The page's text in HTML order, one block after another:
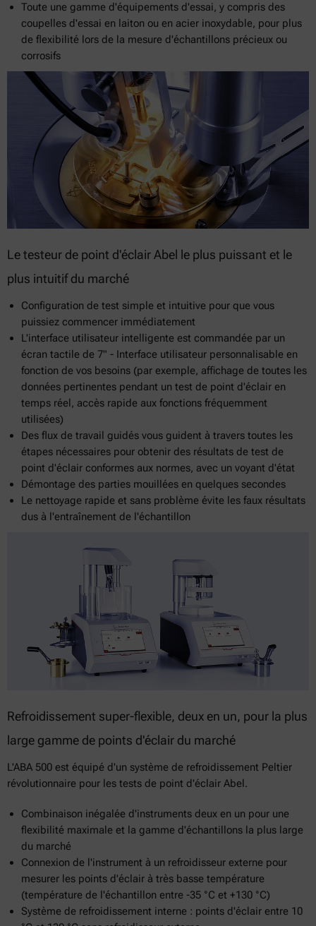
Toute une gamme d'équipements d'essai, y compris des
coupelles d'essai en laiton ou en acier inoxydable, pour plus
de flexibilité lors de la mesure d'échantillons précieux ou
corrosifs
Le testeur de point d'éclair Abel le plus puissant et le
plus intuitif du marché
Configuration de test simple et intuitive pour que vous
puissiez commencer immédiatement
L'interface utilisateur intelligente est commandée par un
écran tactile de 7" - Interface utilisateur personnalisable en
fonction de vos besoins (par exemple, affichage de toutes les
données pertinentes pendant un test de point d'éclair en
temps réel, accès rapide aux fonctions fréquemment
utilisées)
Des flux de travail guidés vous guident à travers toutes les
étapes nécessaires pour obtenir des résultats de test de
point d'éclair conformes aux normes, avec un voyant d'état
Démontage des parties mouillées en quelques secondes
Le nettoyage rapide et sans problème évite les faux résultats
dus à l'entraînement de l'échantillon
Refroidissement super-flexible, deux en un, pour la plus
large gamme de points d'éclair du marché
L'ABA 500 est équipé d'un système de refroidissement Peltier
révolutionnaire pour les tests de point d'éclair Abel.
Combinaison inégalée d'instruments deux en un pour une
flexibilité maximale et la gamme d'échantillons la plus large
du marché
Connexion de l'instrument à un refroidisseur externe pour
mesurer les points d'éclair à très basse température
(température de l'échantillon entre -35 °C et +130 °C)
Système de refroidissement interne : points d'éclair entre 10